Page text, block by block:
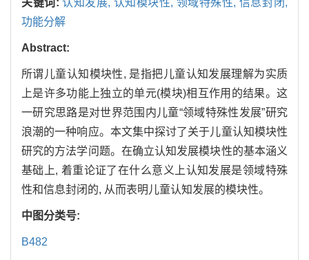
关键词:认知发展, 认知模块性, 领域特殊性, 信息封闭,
功能分解
Abstract:
所谓儿童认知模块性, 是指把儿童认知发展理解为实质
上是许多功能上独立的单元(模块)相互作用的结果。这
一研究思路是对世界范围内儿童“领域特殊性发展”研究
浪潮的一种响应。本文集中探讨了关于儿童认知模块性
研究的方法学问题。在确立认知发展模块性的基本涵义
基础上, 着重论证了在什么意义上认知发展是领域特殊
性和信息封闭的, 从而表明儿童认知发展的模块性。
中图分类号:
B482